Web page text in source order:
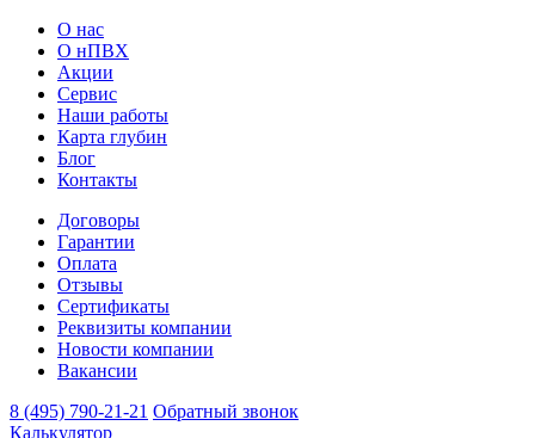
О нас
О нПВХ
Акции
Сервис
Наши работы
Карта глубин
Блог
Контакты
Договоры
Гарантии
Оплата
Отзывы
Сертификаты
Реквизиты компании
Новости компании
Вакансии
8 (495) 790-21-21 Обратный звонок
Калькулятор